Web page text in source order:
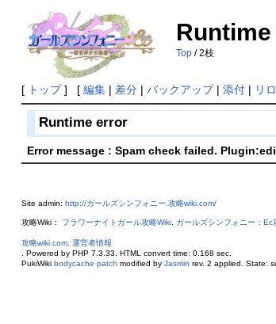
Top/ 2枝
[ トップ] [ 編集| 差分| バックアップ| 添付| リ
Runtime error
Error message : Spam check failed.
Site admin: http://ガールズシンフォニー.攻略wiki.com/
攻略Wiki： フラワーナイトガール攻略Wiki. ガールズシンフォニー：Ec
攻略wiki.com. 運営者情報
. Powered by PHP 7.3.33. HTML convert time: 0.168 sec.
PukiWiki bodycache patch modified by Jasmin rev. 2 applied. State: